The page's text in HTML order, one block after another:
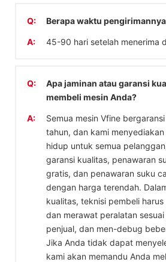
Q: Berapa waktu
A: 45-90 hari setelah menerima
Q:
Apa jaminan atau garansi
membeli mesin Anda?
A:
Semua mesin Vfine
tahun, dan kami
hidup untuk semua
garansi kualitas, penawaran
gratis, dan penawaran suku
dengan harga terendah.
kualitas, teknisi pembeli
dan merawat peralatan
penjual, dan men-debug
Jika Anda tidak dapat
kami akan memandu Anda